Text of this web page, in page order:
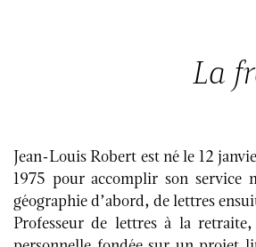
La
Jean-Louis Robert est né le 12
1975 pour accomplir son service
géographie d’abord, de lettres
Professeur de lettres à la